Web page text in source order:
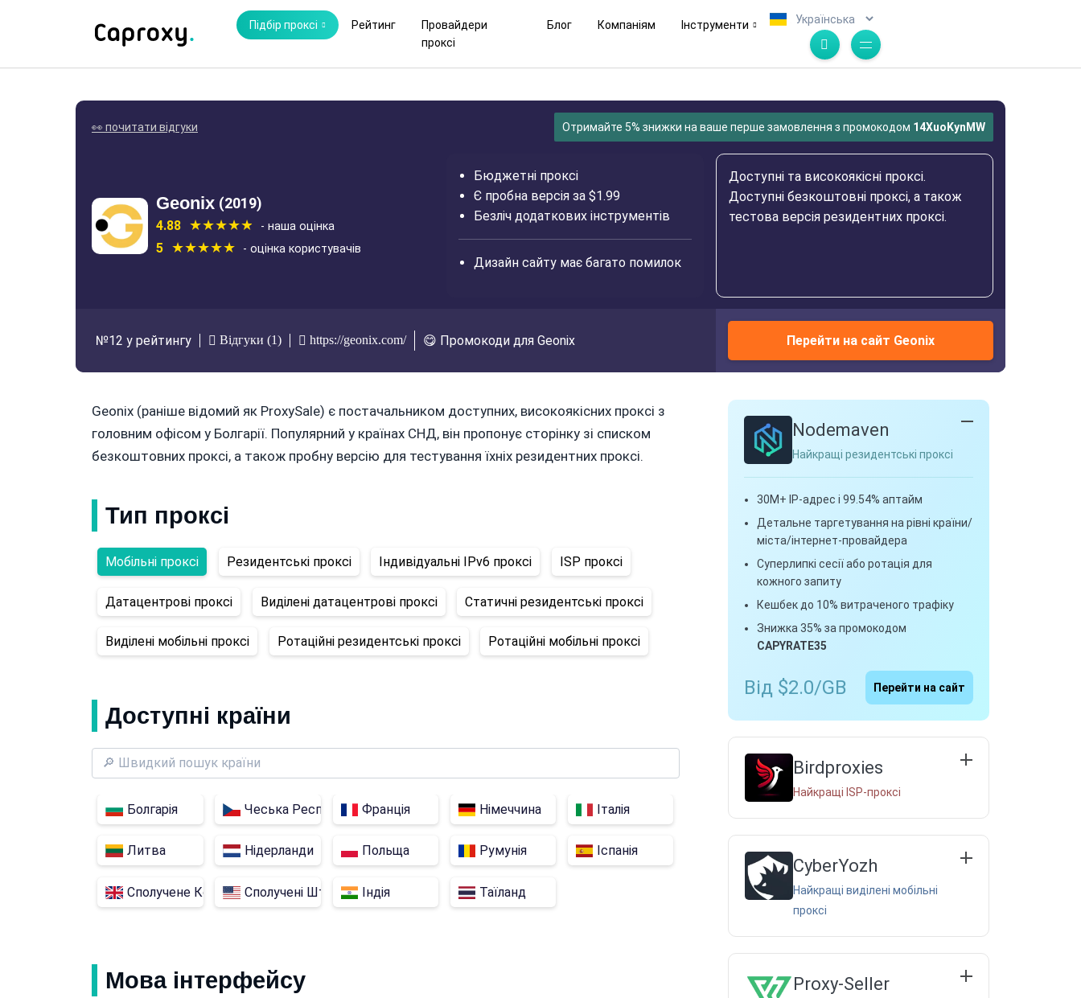
Підбір проксі Рейтинг
Провайдери
проксі
Блог Компаніям Інструменти
👀 почитати відгуки Отримайте 5% знижки на ваше перше замовлення з промокодом 14XuoKynMW
Geonix (2019)
4.88 - наша оцінка
5 - оцінка користувачів
Бюджетні проксі
Є пробна версія за $1.99
Безліч додаткових інструментів
Дизайн сайту має багато помилок
Доступні та високоякісні проксі.
Доступні безкоштовні проксі, а також
тестова версія резидентних проксі.
№12 у рейтингу Відгуки (1) https://geonix.com/ 😋 Промокоди для Geonix Перейти на сайт Geonix
Geonix (раніше відомий як ProxySale) є постачальником доступних, високоякісних проксі з
головним офісом у Болгарії. Популярний у країнах СНД, він пропонує сторінку зі списком
безкоштовних проксі, а також пробну версію для тестування їхніх резидентних проксі.
Тип проксі
Мобільні проксі Резидентські проксі Індивідуальні IPv6 проксі ISP проксі
Датацентрові проксі Виділені датацентрові проксі Статичні резидентські проксі
Виділені мобільні проксі Ротаційні резидентські проксі Ротаційні мобільні проксі
Доступні країни
Болгарія Чеська Республіка Франція Німеччина Італія
Литва Нідерланди Польща Румунія Іспанія
Сполучене КоролівствоСполучені Штати Індія Таїланд
Мова інтерфейсу
Nodemaven
Найкращі резидентські проксі
30M+ IP-адрес і 99.54% аптайм
Детальне таргетування на рівні країни/
міста/інтернет-провайдера
Суперлипкі сесії або ротація для
кожного запиту
Кешбек до 10% витраченого трафіку
Знижка 35% за промокодом
CAPYRATE35
Від $2.0/GB Перейти на сайт
Birdproxies
Найкращі ISP-проксі
CyberYozh
Найкращі виділені мобільні
проксі
Proxy-Seller